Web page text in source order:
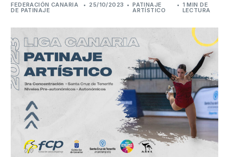
FEDERACIÓN CANARIA
DE PATINAJE
25/10/2023 PATINAJE
ARTÍSTICO
1 MIN DE
LECTURA